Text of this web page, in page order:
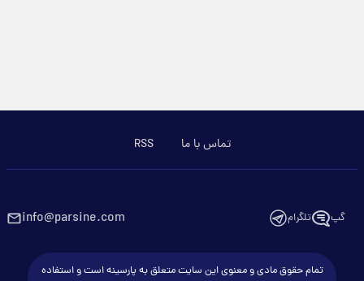
تماس با ما RSS
گپ تلگرام info@parsine.com
تمام حقوق مادی و معنوی این سایت متعلق به پارسینه است و استفاده